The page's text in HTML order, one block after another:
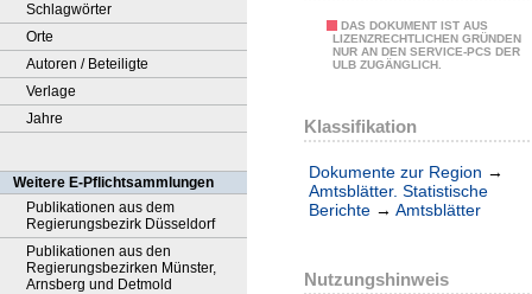
Schlagwörter
Orte
Autoren / Beteiligte
Verlage
Jahre
Weitere E-Pflichtsammlungen
Publikationen aus dem
Regierungsbezirk Düsseldorf
Publikationen aus den
Regierungsbezirken Münster,
Arnsberg und Detmold
DAS DOKUMENT IST AUS
LIZENZRECHTLICHEN GRÜNDEN
NUR AN DEN SERVICE-PCS DER
ULB ZUGÄNGLICH.
Klassifikation
Dokumente zur Region →
Amtsblätter. Statistische
Berichte → Amtsblätter
Nutzungshinweis